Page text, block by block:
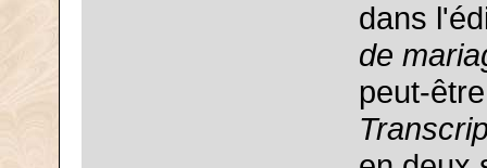
dans
de
peut-